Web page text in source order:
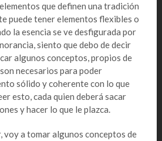
que definen una tradición
puede tener elementos flexibles o
la esencia se ve desfigurada por
siento que debo de decir
algunos conceptos, propios de
necesarios para poder
sólido y coherente con lo que
esto, cada quien deberá sacar
y hacer lo que le plazca.
a tomar algunos conceptos de